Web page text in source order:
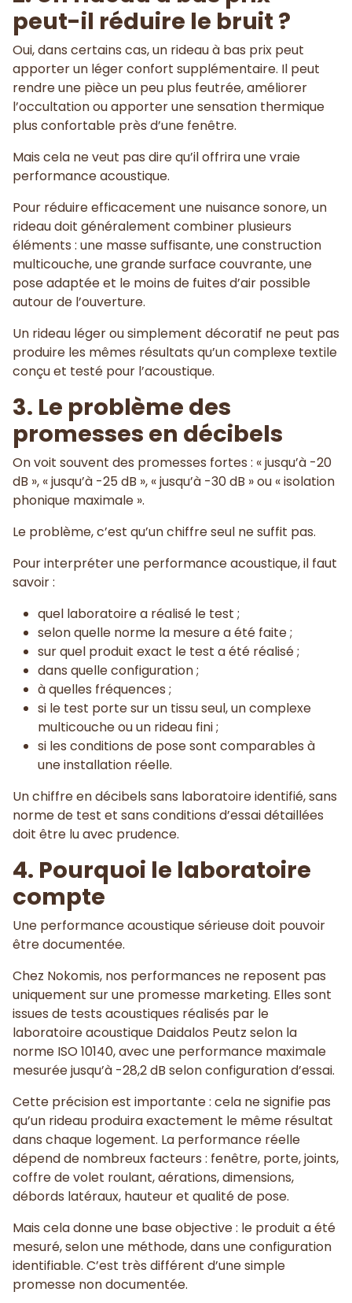
peut-il réduire le bruit ?
Oui, dans certains cas, un rideau à bas prix peut
apporter un léger confort supplémentaire. Il peut
rendre une pièce un peu plus feutrée, améliorer
l’occultation ou apporter une sensation thermique
plus confortable près d’une fenêtre.
Mais cela ne veut pas dire qu’il offrira une vraie
performance acoustique.
Pour réduire efficacement une nuisance sonore, un
rideau doit généralement combiner plusieurs
éléments : une masse suffisante, une construction
multicouche, une grande surface couvrante, une
pose adaptée et le moins de fuites d’air possible
autour de l’ouverture.
Un rideau léger ou simplement décoratif ne peut pas
produire les mêmes résultats qu’un complexe textile
conçu et testé pour l’acoustique.
3. Le problème des
promesses en décibels
On voit souvent des promesses fortes : « jusqu’à -20
dB », « jusqu’à -25 dB », « jusqu’à -30 dB » ou « isolation
phonique maximale ».
Le problème, c’est qu’un chiffre seul ne suffit pas.
Pour interpréter une performance acoustique, il faut
savoir :
quel laboratoire a réalisé le test ;
selon quelle norme la mesure a été faite ;
sur quel produit exact le test a été réalisé ;
dans quelle configuration ;
à quelles fréquences ;
si le test porte sur un tissu seul, un complexe
multicouche ou un rideau fini ;
si les conditions de pose sont comparables à
une installation réelle.
Un chiffre en décibels sans laboratoire identifié, sans
norme de test et sans conditions d’essai détaillées
doit être lu avec prudence.
4. Pourquoi le laboratoire
compte
Une performance acoustique sérieuse doit pouvoir
être documentée.
Chez Nokomis, nos performances ne reposent pas
uniquement sur une promesse marketing. Elles sont
issues de tests acoustiques réalisés par le
laboratoire acoustique Daidalos Peutz selon la
norme ISO 10140, avec une performance maximale
mesurée jusqu’à -28,2 dB selon configuration d’essai.
Cette précision est importante : cela ne signifie pas
qu’un rideau produira exactement le même résultat
dans chaque logement. La performance réelle
dépend de nombreux facteurs : fenêtre, porte, joints,
coffre de volet roulant, aérations, dimensions,
débords latéraux, hauteur et qualité de pose.
Mais cela donne une base objective : le produit a été
mesuré, selon une méthode, dans une configuration
identifiable. C’est très différent d’une simple
promesse non documentée.